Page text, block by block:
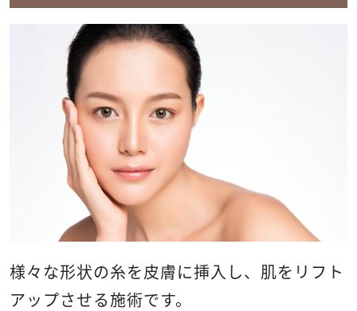
様々な形状の糸を皮膚に挿入し、肌をリフト
アップさせる施術です。